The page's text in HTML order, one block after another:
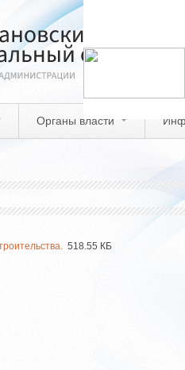
Органы власти
518.55 КБ